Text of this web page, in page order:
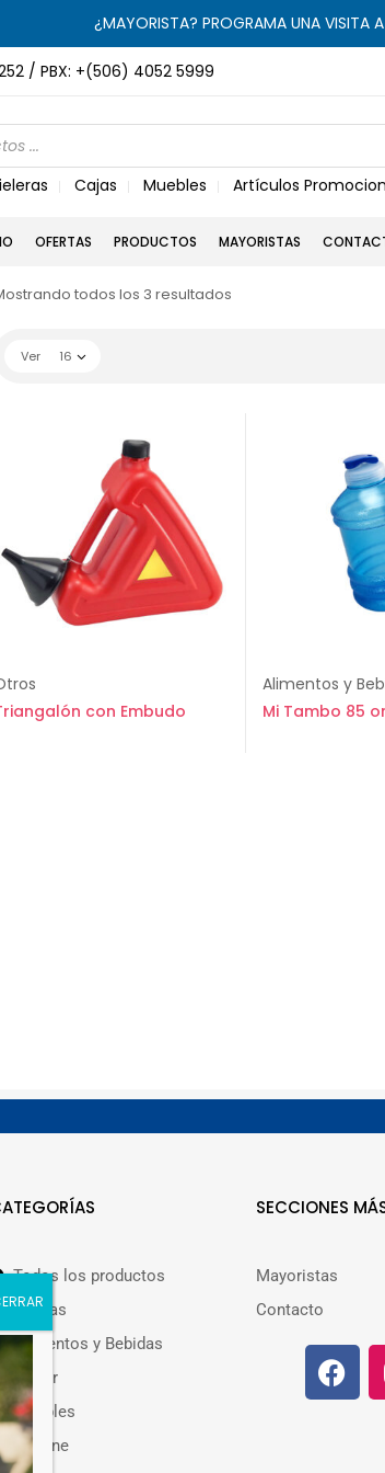
¿MAYORISTA? PROGRAMA UNA VISITA
/ PBX: +(506) 4052 5999
Cajas Muebles Artículos
OFERTAS PRODUCTOS MAYORISTAS
todos los 3 resultados
Ver 16
con Embudo
Alimentos y
Mi Tambo 85
Todos los productos
Ofertas
Alimentos y Bebidas
Hogar
Muebles
Higiene
SECCIONES
Mayoristas
Contacto